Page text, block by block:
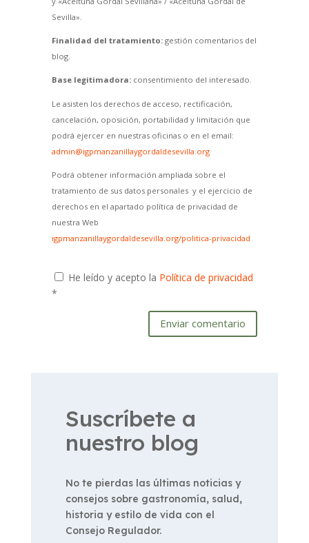
Sevilla».
Finalidad del tratamiento:gestión comentarios del
blog.
Base legitimadora:consentimiento del interesado.
Le asisten los derechos de acceso, rectificación,
cancelación, oposición, portabilidad y limitación que
podrá ejercer en nuestras oficinas o en el email:
admin@igpmanzanillaygordaldesevilla.org
Podrá obtener información ampliada sobre el
tratamiento de sus datos personales y el ejercicio de
derechos en el apartado política de privacidad de
nuestra Web
igpmanzanillaygordaldesevilla.org/politica-privacidad
He leído y acepto la Política de privacidad
*
Enviar comentario
Suscríbete a
nuestro blog
No te pierdas las últimas noticias y
consejos sobre gastronomía, salud,
historia y estilo de vida con el
Consejo Regulador.